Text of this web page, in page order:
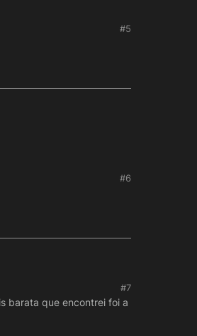
o WINE no LINUX).
#5
#6
#7
barata que encontrei foi a